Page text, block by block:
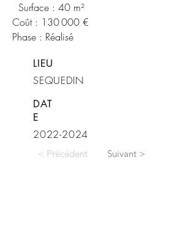
Surface : 40 m²
Coût : 130 000 €
Phase : Réalisé
LIEU
SEQUEDIN
DAT
E
2022-2024
< Précédent Suivant >